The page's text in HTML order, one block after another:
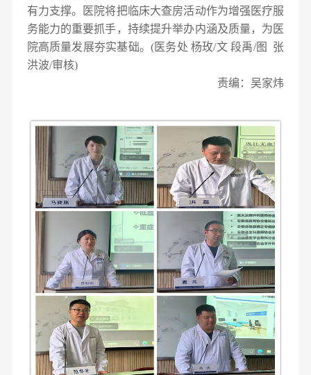
有力支撑。医院将把临床大查房活动作为增强医疗服
务能力的重要抓手，持续提升举办内涵及质量，为医
院高质量发展夯实基础。(医务处 杨玫/文 段禹/图 张
洪波/审核)
责编：吴家炜